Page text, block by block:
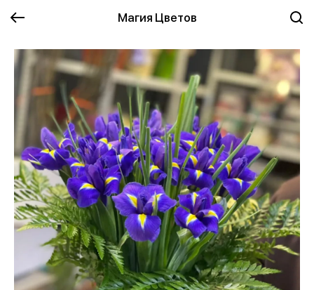
Магия Цветов